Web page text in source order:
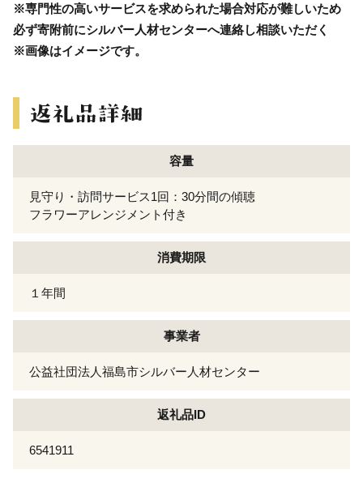
※専門性の高いサービスを求められた場合対応が難しいため
必ず寄附前にシルバー人材センターへ連絡し相談いただく
※画像はイメージです。
容量
見守り・訪問サービス1回：30分間の傾聴
フラワーアレンジメント付き
消費期限
１年間
事業者
公益社団法人福島市シルバー人材センター
返礼品ID
6541911